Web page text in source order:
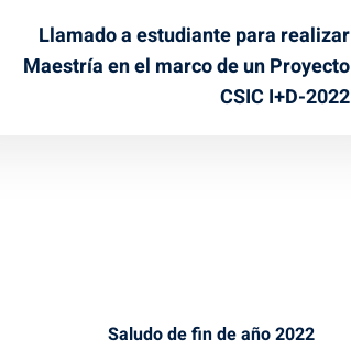
Llamado a estudiante para realizar
Maestría en el marco de un Proyecto
CSIC I+D-2022
Saludo de fin de año 2022